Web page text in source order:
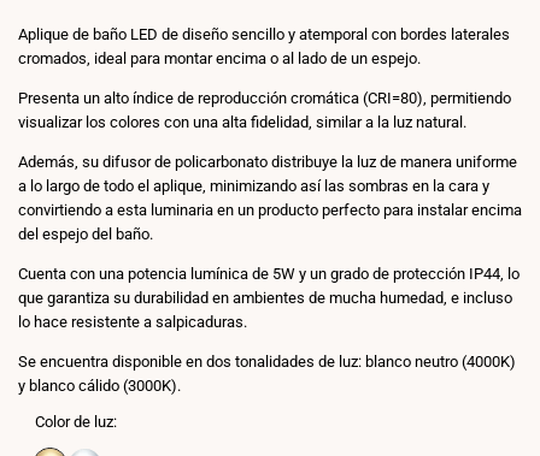
Aplique de baño LED de diseño sencillo y atemporal con bordes laterales
cromados, ideal para montar encima o al lado de un espejo.
Presenta un alto índice de reproducción cromática (CRI=80), permitiendo
visualizar los colores con una alta fidelidad, similar a la luz natural.
Además, su difusor de policarbonato distribuye la luz de manera uniforme
a lo largo de todo el aplique, minimizando así las sombras en la cara y
convirtiendo a esta luminaria en un producto perfecto para instalar encima
del espejo del baño.
Cuenta con una potencia lumínica de 5W y un grado de protección IP44, lo
que garantiza su durabilidad en ambientes de mucha humedad, e incluso
lo hace resistente a salpicaduras.
Se encuentra disponible en dos tonalidades de luz: blanco neutro (4000K)
y blanco cálido (3000K).
Color de luz: